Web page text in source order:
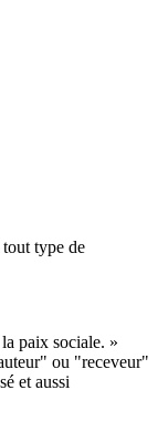
type de
paix sociale. »
ou "receveur"
et aussi